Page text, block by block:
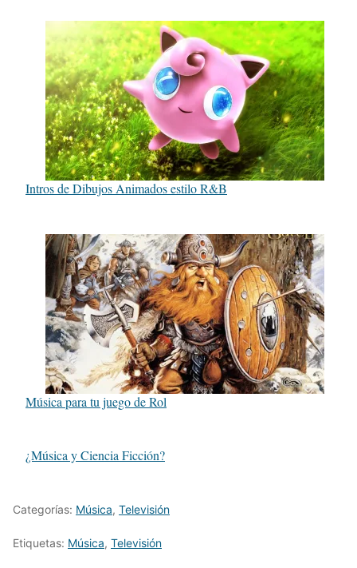
Intros de Dibujos Animados estilo R&B
Música para tu juego de Rol
¿Música y Ciencia Ficción?
Categorías: Música, Televisión
Etiquetas: Música, Televisión